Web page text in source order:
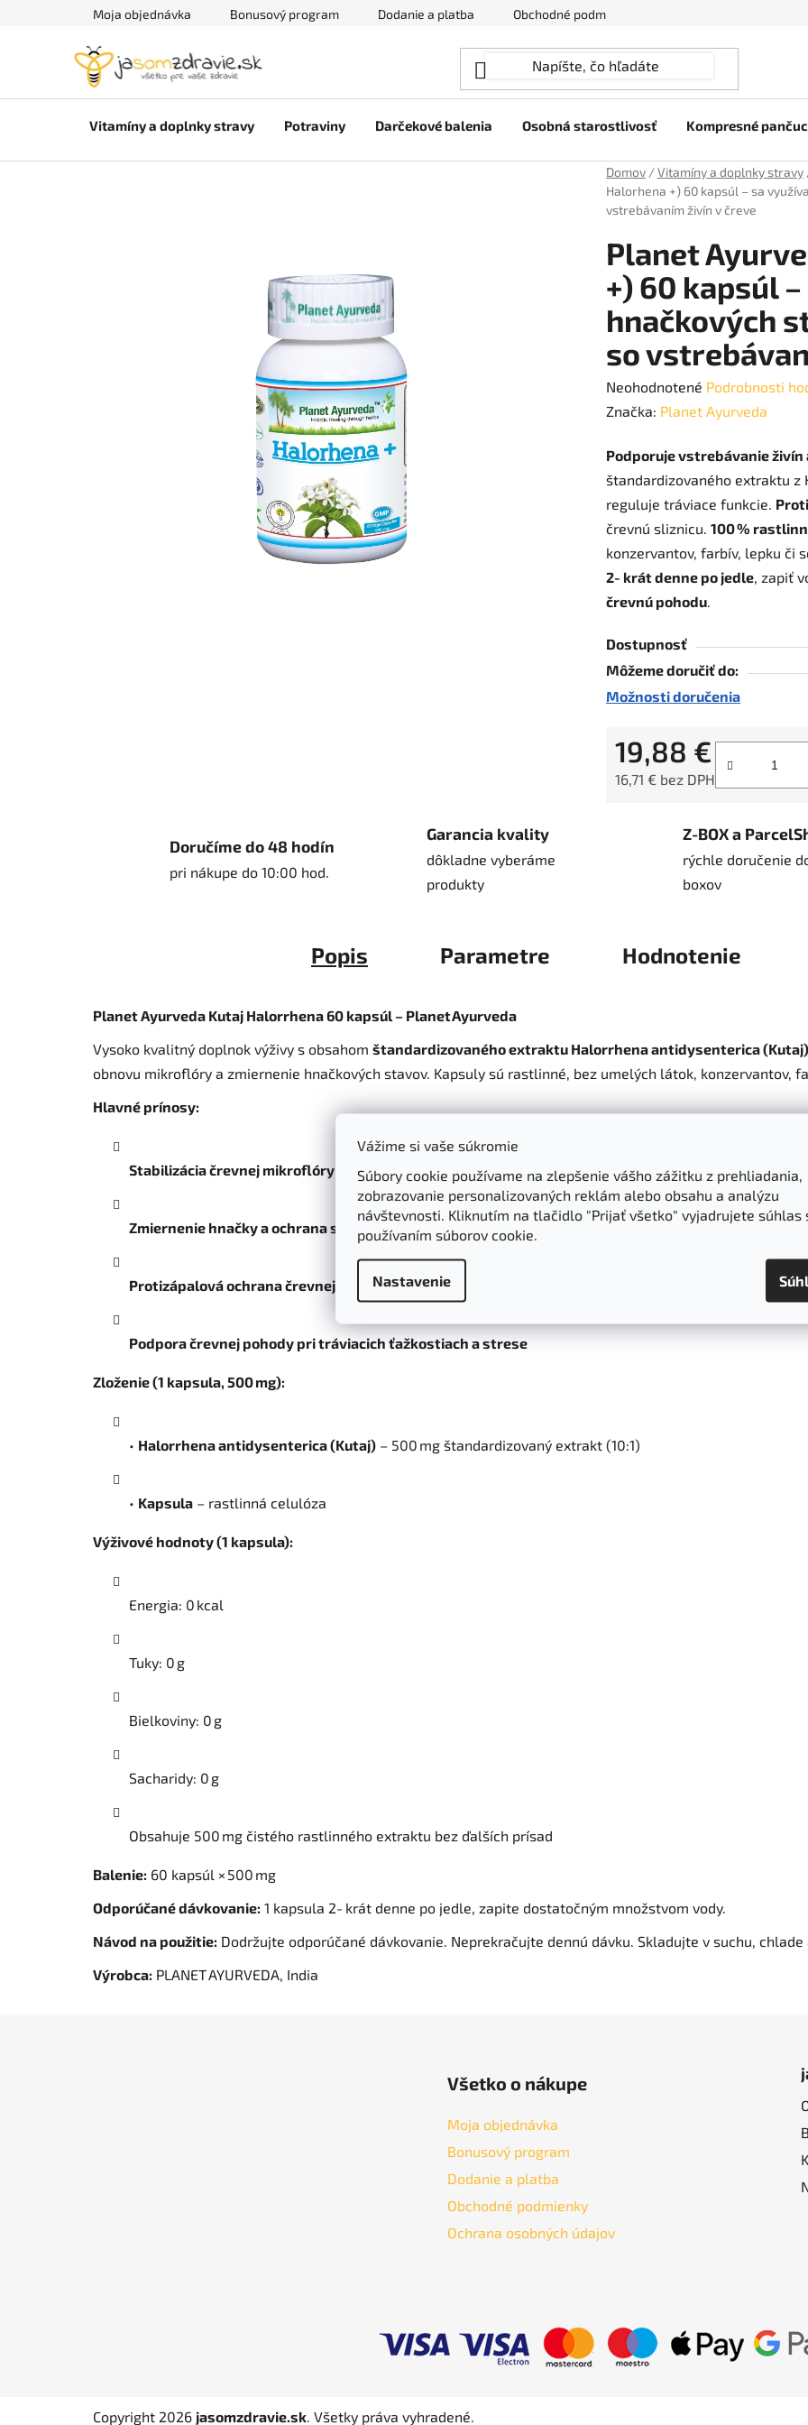
Vážime si vaše súkromie
Súbory cookie používame na zlepšenie vášho zážitku z prehliadania,
zobrazovanie personalizovaných reklám alebo obsahu a analýzu
návštevnosti. Kliknutím na tlačidlo "Prijať všetko" vyjadrujete súhlas
používaním súborov cookie.
Nastavenie
Moja objednávka Bonusový program Dodanie a platba Obchodné podmienky
Vitamíny a doplnky stravy Potraviny Darčekové balenia Osobná starostlivosť Kompresné
Domov /Vitamíny a doplnky stravy
Halorhena +) 60 kapsúl – sa
vstrebávaním živín v čreve
Planet
+) 60 kapsúl
hnačkových
so
Priemerné
hodnotenie
je
0,0
z
5
hviezdičiek.
Neohodnotené Podrobnosti
Značka: Planet Ayurveda
Podporuje vstrebávanie
štandardizovaného extraktu z
reguluje tráviace funkcie.
črevnú sliznicu. 100 %
konzervantov, farbív, lepku či
2‑krát denne po jedle, zapiť
črevnú pohodu.
Dostupnosť
Môžeme doručiť do:
Možnosti doručenia
19,88 €
16,71 € bez DPH
Doručíme do 48 hodín
pri nákupe do 10:00 hod.
Garancia kvality
dôkladne vyberáme
produkty
Z-BOX a
rýchle doručenie
boxov
Popis Parametre Hodnotenie
Planet Ayurveda Kutaj Halorrhena 60 kapsúl – Planet Ayurveda
Vysoko kvalitný doplnok výživy s obsahom štandardizovaného extraktu Halorrhena antidysenterica (Kutaj)
obnovu mikroflóry a zmiernenie hnačkových stavov. Kapsuly sú rastlinné, bez umelých látok, konzervantov,
Hlavné prínosy:
Stabilizácia črevnej mikroflóry a lepšie vstrebávanie živín
Zmiernenie hnačky a ochrana slizníc vďaka adstringentným účinkom
Protizápalová ochrana črevnej výstelky
Podpora črevnej pohody pri tráviacich ťažkostiach a strese
Zloženie (1 kapsula, 500 mg):
• Halorrhena antidysenterica (Kutaj) – 500 mg štandardizovaný extrakt (10:1)
• Kapsula – rastlinná celulóza
Výživové hodnoty (1 kapsula):
Energia: 0 kcal
Tuky: 0 g
Bielkoviny: 0 g
Sacharidy: 0 g
Obsahuje 500 mg čistého rastlinného extraktu bez ďalších prísad
Balenie: 60 kapsúl × 500 mg
Odporúčané dávkovanie: 1 kapsula 2‑krát denne po jedle, zapite dostatočným množstvom vody.
Návod na použitie: Dodržujte odporúčané dávkovanie. Neprekračujte dennú dávku. Skladujte v suchu,
Výrobca: PLANET AYURVEDA, India
Všetko o nákupe
Moja objednávka
Bonusový program
Dodanie a platba
Obchodné podmienky
Ochrana osobných údajov
Copyright 2026 jasomzdravie.sk. Všetky práva vyhradené.